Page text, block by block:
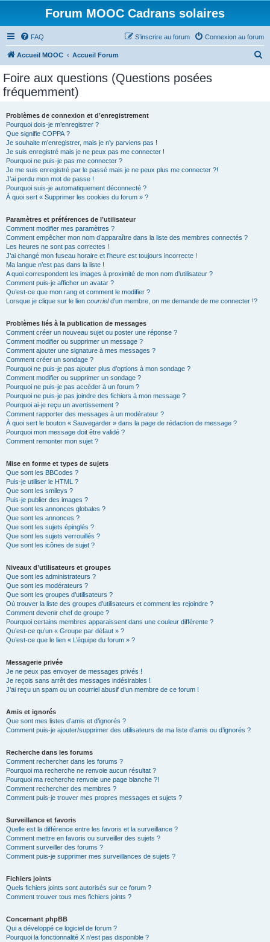
Forum MOOC Cadrans solaires
FAQ Connexion au forum
S’inscrire au forum
Accueil MOOC Accueil Forum
Foire aux questions (Questions posées
fréquemment)
Problèmes de connexion et d’enregistrement
Pourquoi dois-je m’enregistrer ?
Que signifie COPPA ?
Je souhaite m’enregistrer, mais je n’y parviens pas !
Je suis enregistré mais je ne peux pas me connecter !
Pourquoi ne puis-je pas me connecter ?
Je me suis enregistré par le passé mais je ne peux plus me connecter ?!
J’ai perdu mon mot de passe !
Pourquoi suis-je automatiquement déconnecté ?
À quoi sert « Supprimer les cookies du forum » ?
Paramètres et préférences de l’utilisateur
Comment modifier mes paramètres ?
Comment empêcher mon nom d’apparaître dans la liste des membres connectés ?
Les heures ne sont pas correctes !
J’ai changé mon fuseau horaire et l’heure est toujours incorrecte !
Ma langue n’est pas dans la liste !
A quoi correspondent les images à proximité de mon nom d’utilisateur ?
Comment puis-je afficher un avatar ?
Qu’est-ce que mon rang et comment le modifier ?
Lorsque je clique sur le lien courrield’un membre, on me demande de me connecter !?
Problèmes liés à la publication de messages
Comment créer un nouveau sujet ou poster une réponse ?
Comment modifier ou supprimer un message ?
Comment ajouter une signature à mes messages ?
Comment créer un sondage ?
Pourquoi ne puis-je pas ajouter plus d’options à mon sondage ?
Comment modifier ou supprimer un sondage ?
Pourquoi ne puis-je pas accéder à un forum ?
Pourquoi ne puis-je pas joindre des fichiers à mon message ?
Pourquoi ai-je reçu un avertissement ?
Comment rapporter des messages à un modérateur ?
À quoi sert le bouton « Sauvegarder » dans la page de rédaction de message ?
Pourquoi mon message doit être validé ?
Comment remonter mon sujet ?
Mise en forme et types de sujets
Que sont les BBCodes ?
Puis-je utiliser le HTML ?
Que sont les smileys ?
Puis-je publier des images ?
Que sont les annonces globales ?
Que sont les annonces ?
Que sont les sujets épinglés ?
Que sont les sujets verrouillés ?
Que sont les icônes de sujet ?
Niveaux d’utilisateurs et groupes
Que sont les administrateurs ?
Que sont les modérateurs ?
Que sont les groupes d’utilisateurs ?
Où trouver la liste des groupes d’utilisateurs et comment les rejoindre ?
Comment devenir chef de groupe ?
Pourquoi certains membres apparaissent dans une couleur différente ?
Qu’est-ce qu’un « Groupe par défaut » ?
Qu’est-ce que le lien « L’équipe du forum » ?
Messagerie privée
Je ne peux pas envoyer de messages privés !
Je reçois sans arrêt des messages indésirables !
J’ai reçu un spam ou un courriel abusif d’un membre de ce forum !
Amis et ignorés
Que sont mes listes d’amis et d’ignorés ?
Comment puis-je ajouter/supprimer des utilisateurs de ma liste d’amis ou d’ignorés ?
Recherche dans les forums
Comment rechercher dans les forums ?
Pourquoi ma recherche ne renvoie aucun résultat ?
Pourquoi ma recherche renvoie une page blanche ?!
Comment rechercher des membres ?
Comment puis-je trouver mes propres messages et sujets ?
Surveillance et favoris
Quelle est la différence entre les favoris et la surveillance ?
Comment mettre en favoris ou surveiller des sujets ?
Comment surveiller des forums ?
Comment puis-je supprimer mes surveillances de sujets ?
Fichiers joints
Quels fichiers joints sont autorisés sur ce forum ?
Comment trouver tous mes fichiers joints ?
Concernant phpBB
Qui a développé ce logiciel de forum ?
Pourquoi la fonctionnalité X n’est pas disponible ?